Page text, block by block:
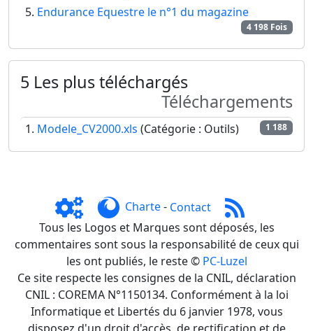
Endurance Equestre le n°1 du magazine
4 198 Fois
5 Les plus téléchargés
Téléchargements
Modele_CV2000.xls (Catégorie : Outils) 1 188
Charte- Contact
Tous les Logos et Marques sont déposés, les
commentaires sont sous la responsabilité de ceux qui
les ont publiés, le reste © PC-Luzel
Ce site respecte les consignes de la CNIL, déclaration
CNIL : COREMA N°1150134. Conformément à la loi
Informatique et Libertés du 6 janvier 1978, vous